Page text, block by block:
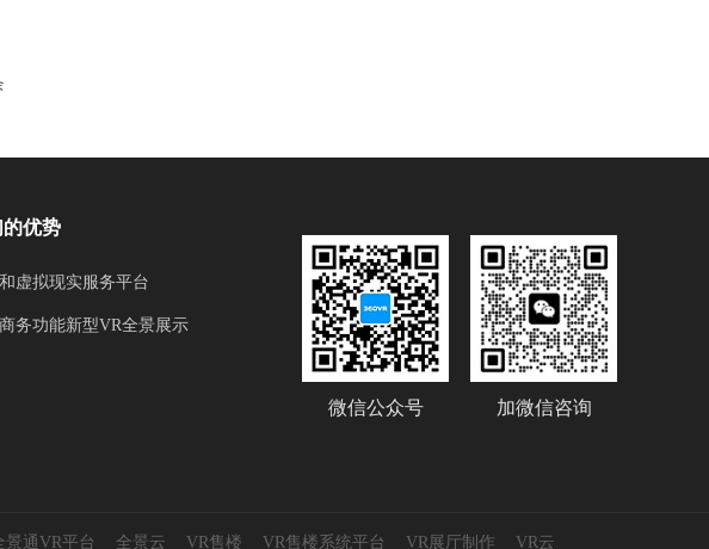
优势
虚拟现实服务平台
务功能新型VR全景展示
微信公众号 加微信咨询
景通VR平台 全景云 VR售楼 VR售楼系统平台 VR展厅制作 VR云